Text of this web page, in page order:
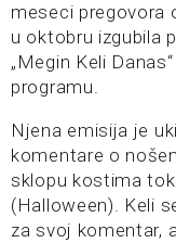
meseci pregovora
u oktobru izgubila
„Megin Keli
programu.
Njena emisija je
komentare o
sklopu kostima
(Halloween). Keli
za svoj komentar,